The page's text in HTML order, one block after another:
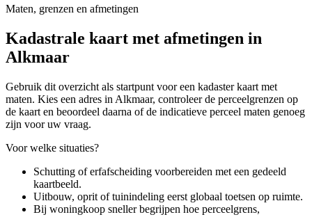
Maten, grenzen en afmetingen
Kadastrale kaart met afmetingen in
Alkmaar
Gebruik dit overzicht als startpunt voor een kadaster kaart met
maten. Kies een adres in Alkmaar, controleer de perceelgrenzen op
de kaart en beoordeel daarna of de indicatieve perceel maten genoeg
zijn voor uw vraag.
Voor welke situaties?
Schutting of erfafscheiding voorbereiden met een gedeeld
kaartbeeld.
Uitbouw, oprit of tuinindeling eerst globaal toetsen op ruimte.
Bij woningkoop sneller begrijpen hoe perceelgrens,